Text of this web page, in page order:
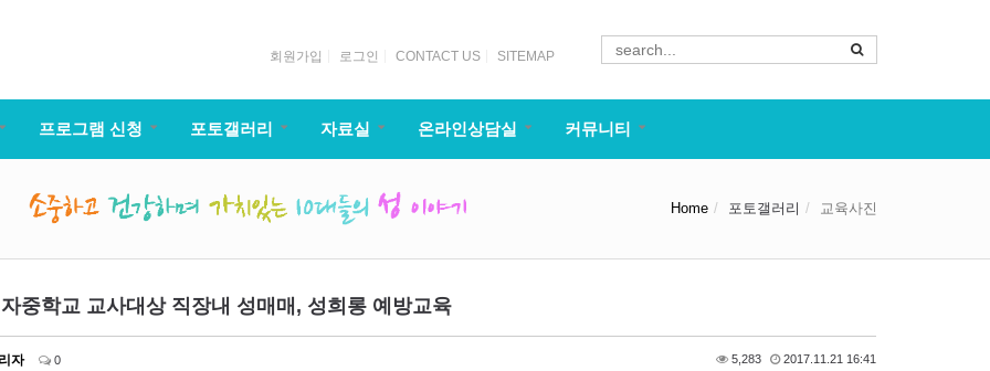
회원가입 로그인 CONTACT US SITEMAP
프로그램 신청 포토갤러리 자료실 온라인상담실 커뮤니티
Home 포토갤러리 교육사진
중학교 교사대상 직장내 성매매, 성희롱 예방교육
자 0 5,283 2017.11.21 16:41